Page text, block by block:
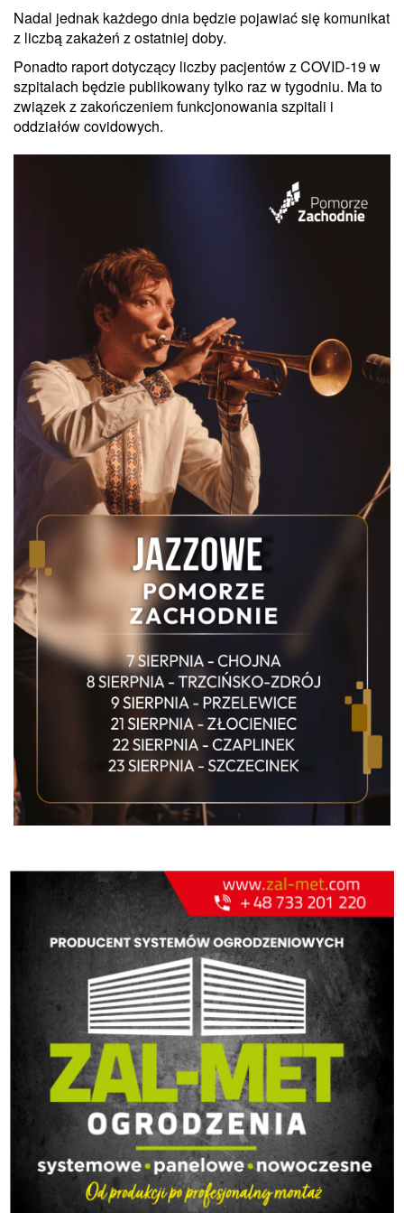
Nadal jednak każdego dnia będzie pojawiać się komunikat
z liczbą zakażeń z ostatniej doby.
Ponadto raport dotyczący liczby pacjentów z COVID-19 w
szpitalach będzie publikowany tylko raz w tygodniu. Ma to
związek z zakończeniem funkcjonowania szpitali i
oddziałów covidowych.